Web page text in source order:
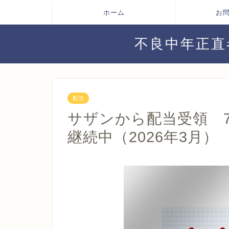
ホーム お
不良中年正
配当
サザンから配当受領
継続中（2026年3月）